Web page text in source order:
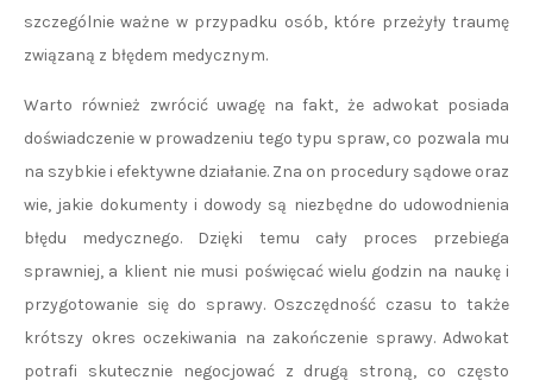
szczególnie ważne w przypadku osób, które przeżyły traumę
związaną z błędem medycznym.
Warto również zwrócić uwagę na fakt, że adwokat posiada
doświadczenie w prowadzeniu tego typu spraw, co pozwala mu
na szybkie i efektywne działanie. Zna on procedury sądowe oraz
wie, jakie dokumenty i dowody są niezbędne do udowodnienia
błędu medycznego. Dzięki temu cały proces przebiega
sprawniej, a klient nie musi poświęcać wielu godzin na naukę i
przygotowanie się do sprawy. Oszczędność czasu to także
krótszy okres oczekiwania na zakończenie sprawy. Adwokat
potrafi skutecznie negocjować z drugą stroną, co często